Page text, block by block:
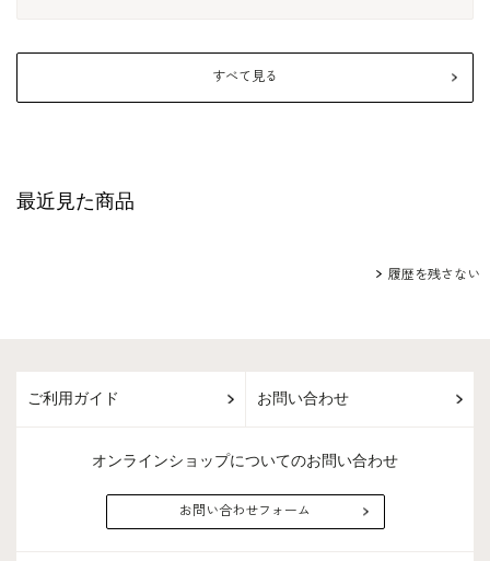
すべて見る
最近見た商品
履歴を残さない
ご利用ガイド お問い合わせ
オンラインショップについてのお問い合わせ
お問い合わせフォーム